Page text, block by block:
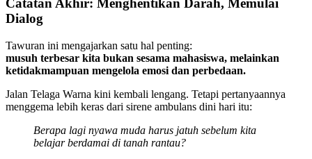
Catatan Akhir: Menghentikan Darah, Memulai
Dialog
Tawuran ini mengajarkan satu hal penting:
musuh terbesar kita bukan sesama mahasiswa, melainkan
ketidakmampuan mengelola emosi dan perbedaan.
Jalan Telaga Warna kini kembali lengang. Tetapi pertanyaannya
menggema lebih keras dari sirene ambulans dini hari itu:
Berapa lagi nyawa muda harus jatuh sebelum kita
belajar berdamai di tanah rantau?